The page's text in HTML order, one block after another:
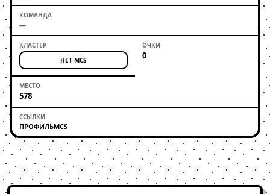
—
НЕТ MCS 0
578
ПРОФИЛЬMCS